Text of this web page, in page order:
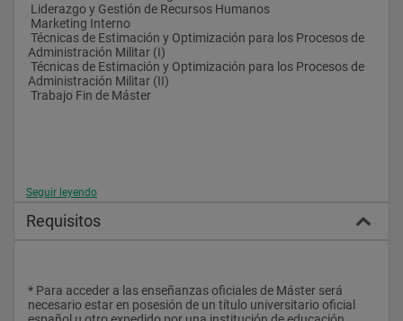
Liderazgo y Gestión de Recursos Humanos
Marketing Interno
Administración Militar (I)
Administración Militar (II)
Trabajo Fin de Máster
Seguir leyendo
Requisitos
* Para acceder a las enseñanzas oficiales de Máster será
necesario estar en posesión de un título universitario oficial